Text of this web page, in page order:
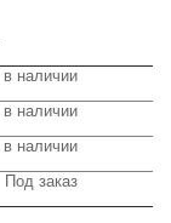
в наличии
в наличии
в наличии
Под заказ